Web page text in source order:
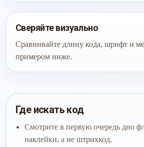
Сверяйте визуально
Сравнивайте длину кода, шрифт и
примером ниже.
Где искать код
Смотрите в первую очередь дно
наклейки, а не штрихкод.